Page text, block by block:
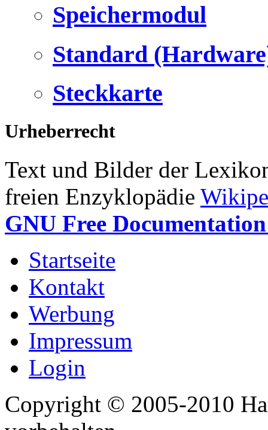
Speichermodul
Standard
Steckkarte
Urheberrecht
Text und Bilder der
freien Enzyklopädie
GNU Free
Startseite
Kontakt
Werbung
Impressum
Login
Copyright © 2005-2010